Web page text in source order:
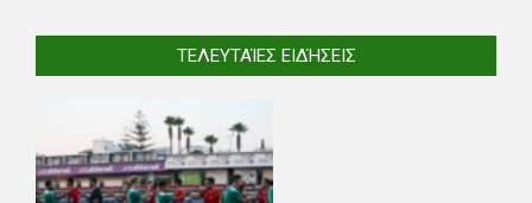
ΤΕΛΕΥΤΑΊΕΣ ΕΙΔΉΣΕΙΣ